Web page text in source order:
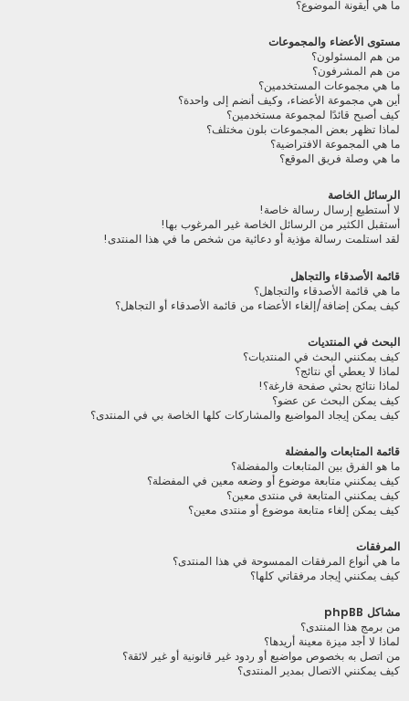
ما هي أيقونة الموضوع؟
مستوى الأعضاء والمجموعات
من هم المسئولون؟
من هم المشرفون؟
ما هي مجموعات المستخدمين؟
أين هي مجموعة الأعضاء، وكيف أنضم إلى واحدة؟
كيف أصبح قائدًا لمجموعة مستخدمين؟
لماذا تظهر بعض المجموعات بلون مختلف؟
ما هي المجموعة الافتراضية؟
ما هي وصلة فريق الموقع؟
الرسائل الخاصة
لا أستطيع إرسال رسالة خاصة!
أستقبل الكثير من الرسائل الخاصة غير المرغوب بها!
لقد استلمت رسالة مؤذية أو دعائية من شخص ما في هذا المنتدى!
قائمة الأصدقاء والتجاهل
ما هي قائمة الأصدقاء والتجاهل؟
كيف يمكن إضافة/إلغاء الأعضاء من قائمة الأصدقاء أو التجاهل؟
البحث في المنتديات
كيف يمكنني البحث في المنتديات؟
لماذا لا يعطي أي نتائج؟
لماذا نتائج بحثي صفحة فارغة؟!
كيف يمكن البحث عن عضو؟
كيف يمكن إيجاد المواضيع والمشاركات كلها الخاصة بي في المنتدى؟
قائمة المتابعات والمفضلة
ما هو الفرق بين المتابعات والمفضلة؟
كيف يمكنني متابعة موضوع أو وضعه معين في المفضلة؟
كيف يمكنني المتابعة في منتدى معين؟
كيف يمكن إلغاء متابعة موضوع أو منتدى معين؟
المرفقات
ما هي أنواع المرفقات الممسوحة في هذا المنتدى؟
كيف يمكنني إيجاد مرفقاتي كلها؟
مشاكل phpBB
من برمج هذا المنتدى؟
لماذا لا أجد ميزة معينة أريدها؟
من اتصل به بخصوص مواضيع أو ردود غير قانونية أو غير لائقة؟
كيف يمكنني الاتصال بمدير المنتدى؟